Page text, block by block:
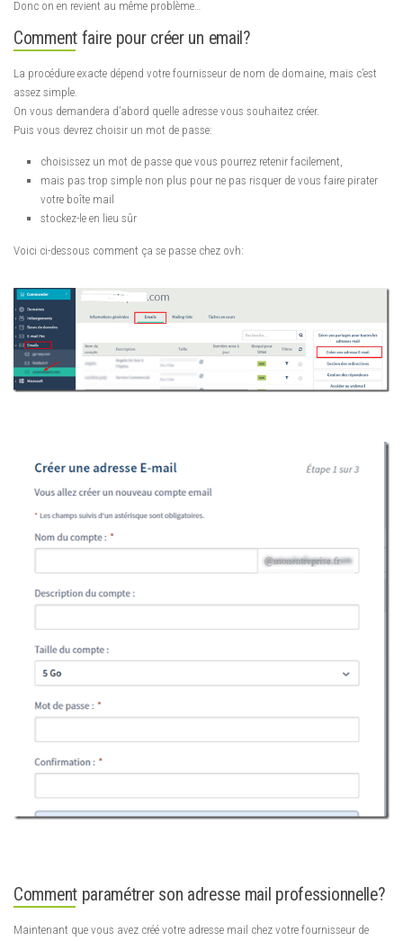
Donc on en revient au même problème…
Comment faire pour créer un email?
La procédure exacte dépend votre fournisseur de nom de domaine, mais c’est
assez simple.
On vous demandera d’abord quelle adresse vous souhaitez créer.
Puis vous devrez choisir un mot de passe:
choisissez un mot de passe que vous pourrez retenir facilement,
mais pas trop simple non plus pour ne pas risquer de vous faire pirater
votre boîte mail
stockez-le en lieu sûr
Voici ci-dessous comment ça se passe chez ovh:
Comment paramétrer son adresse mail professionnelle?
Maintenant que vous avez créé votre adresse mail chez votre fournisseur de